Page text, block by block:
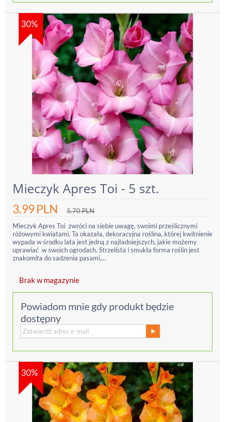
30%
Mieczyk Apres Toi - 5 szt.
3.99PLN 5.70PLN
Mieczyk Apres Toi zwróci na siebie uwagę, swoimi prześlicznymi
różowymi kwiatami. Ta okazała, dekoracyjna roślina, której kwitnienie
wypada w środku lata jest jedną z najładniejszych, jakie możemy
uprawiać w swoich ogrodach. Strzelista i smukła forma roślin jest
znakomita do sadzenia pasami,...
Brak w magazynie
Powiadom mnie gdy produkt będzie
dostępny
30%